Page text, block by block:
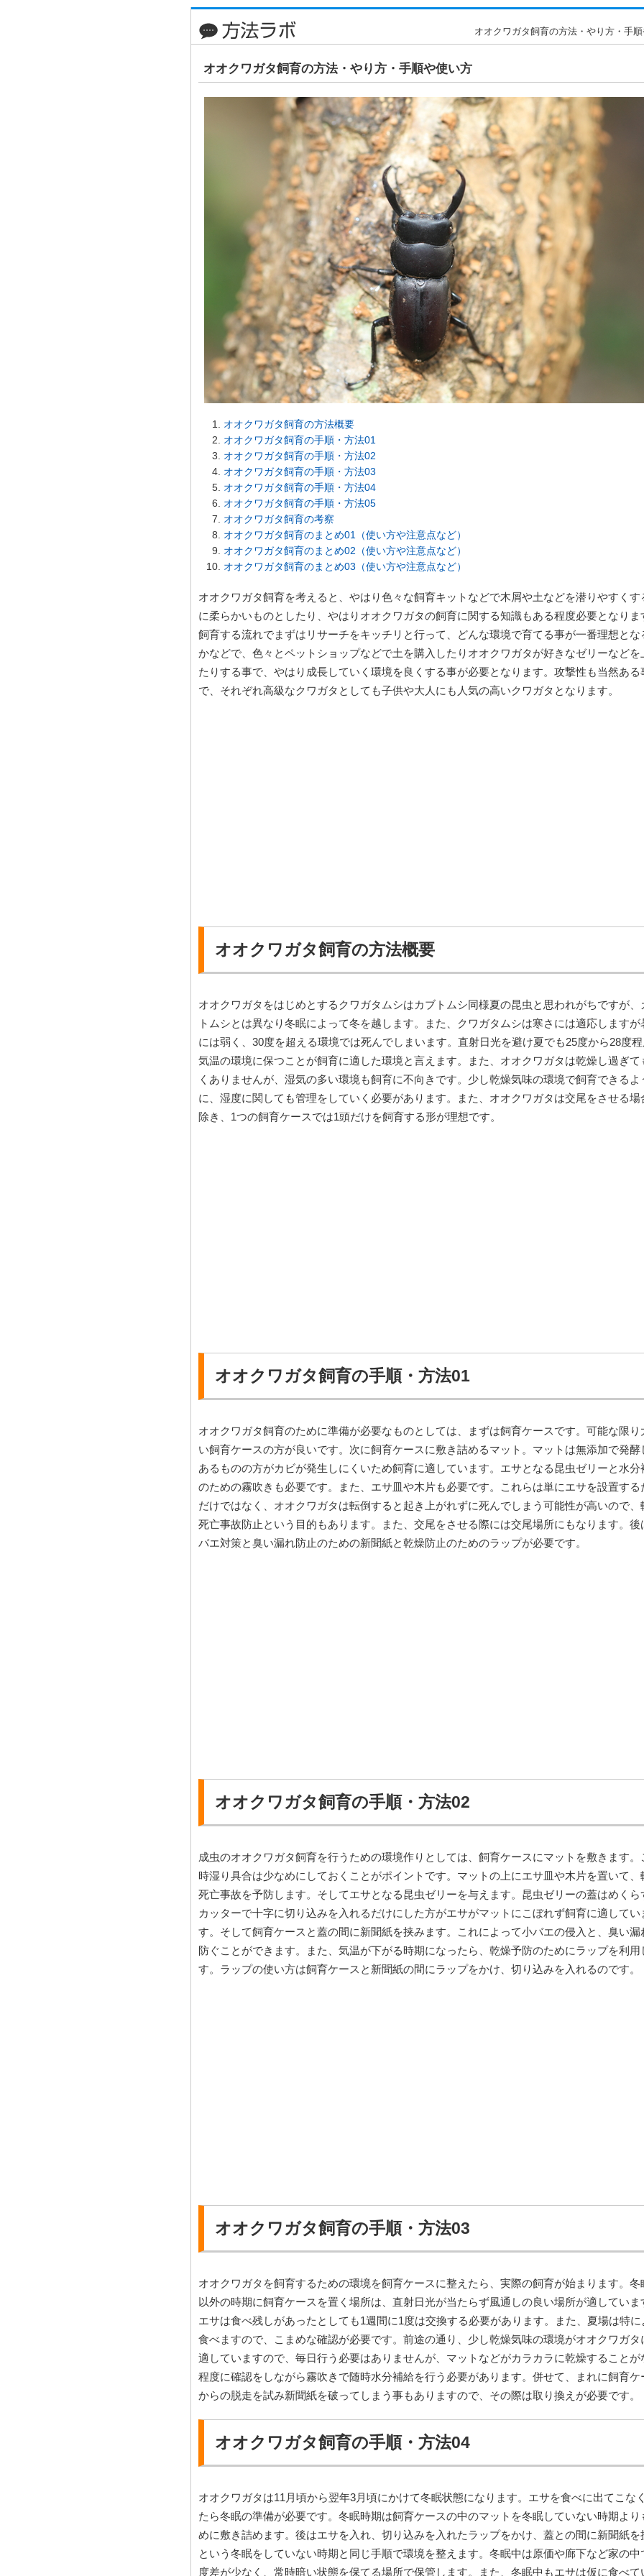
オオクワガタ飼育の方法・やり方・手
オオクワガタ飼育の方法・やり方・手順や使い方
オオクワガタ飼育の方法概要
オオクワガタ飼育の手順・方法01
オオクワガタ飼育の手順・方法02
オオクワガタ飼育の手順・方法03
オオクワガタ飼育の手順・方法04
オオクワガタ飼育の手順・方法05
オオクワガタ飼育の考察
オオクワガタ飼育のまとめ01（使い方や注意点など）
オオクワガタ飼育のまとめ02（使い方や注意点など）
オオクワガタ飼育のまとめ03（使い方や注意点など）
オオクワガタ飼育を考えると、やはり色々な飼育キットなどで木屑や土などを潜りやすくす
に柔らかいものとしたり、やはりオオクワガタの飼育に関する知識もある程度必要となりま
飼育する流れでまずはリサーチをキッチリと行って、どんな環境で育てる事が一番理想とな
かなどで、色々とペットショップなどで土を購入したりオオクワガタが好きなゼリーなどを
たりする事で、やはり成長していく環境を良くする事が必要となります。攻撃性も当然ある
で、それぞれ高級なクワガタとしても子供や大人にも人気の高いクワガタとなります。
オオクワガタ飼育の方法概要
オオクワガタをはじめとするクワガタムシはカブトムシ同様夏の昆虫と思われがちですが、
トムシとは異なり冬眠によって冬を越します。また、クワガタムシは寒さには適応しますが
には弱く、30度を超える環境では死んでしまいます。直射日光を避け夏でも25度から28度
気温の環境に保つことが飼育に適した環境と言えます。また、オオクワガタは乾燥し過ぎて
くありませんが、湿気の多い環境も飼育に不向きです。少し乾燥気味の環境で飼育できるよ
に、湿度に関しても管理をしていく必要があります。また、オオクワガタは交尾をさせる場
除き、1つの飼育ケースでは1頭だけを飼育する形が理想です。
オオクワガタ飼育の手順・方法01
オオクワガタ飼育のために準備が必要なものとしては、まずは飼育ケースです。可能な限り
い飼育ケースの方が良いです。次に飼育ケースに敷き詰めるマット。マットは無添加で発酵
あるものの方がカビが発生しにくいため飼育に適しています。エサとなる昆虫ゼリーと水分
のための霧吹きも必要です。また、エサ皿や木片も必要です。これらは単にエサを設置する
だけではなく、オオクワガタは転倒すると起き上がれずに死んでしまう可能性が高いので、
死亡事故防止という目的もあります。また、交尾をさせる際には交尾場所にもなります。後
バエ対策と臭い漏れ防止のための新聞紙と乾燥防止のためのラップが必要です。
オオクワガタ飼育の手順・方法02
成虫のオオクワガタ飼育を行うための環境作りとしては、飼育ケースにマットを敷きます。
時湿り具合は少なめにしておくことがポイントです。マットの上にエサ皿や木片を置いて、
死亡事故を予防します。そしてエサとなる昆虫ゼリーを与えます。昆虫ゼリーの蓋はめくら
カッターで十字に切り込みを入れるだけにした方がエサがマットにこぼれず飼育に適してい
す。そして飼育ケースと蓋の間に新聞紙を挟みます。これによって小バエの侵入と、臭い漏
防ぐことができます。また、気温が下がる時期になったら、乾燥予防のためにラップを利用
す。ラップの使い方は飼育ケースと新聞紙の間にラップをかけ、切り込みを入れるのです。
オオクワガタ飼育の手順・方法03
オオクワガタを飼育するための環境を飼育ケースに整えたら、実際の飼育が始まります。冬
以外の時期に飼育ケースを置く場所は、直射日光が当たらず風通しの良い場所が適していま
エサは食べ残しがあったとしても1週間に1度は交換する必要があります。また、夏場は特に
食べますので、こまめな確認が必要です。前途の通り、少し乾燥気味の環境がオオクワガタ
適していますので、毎日行う必要はありませんが、マットなどがカラカラに乾燥することが
程度に確認をしながら霧吹きで随時水分補給を行う必要があります。併せて、まれに飼育ケ
からの脱走を試み新聞紙を破ってしまう事もありますので、その際は取り換えが必要です。
オオクワガタ飼育の手順・方法04
オオクワガタは11月頃から翌年3月頃にかけて冬眠状態になります。エサを食べに出てこな
たら冬眠の準備が必要です。冬眠時期は飼育ケースの中のマットを冬眠していない時期より
めに敷き詰めます。後はエサを入れ、切り込みを入れたラップをかけ、蓋との間に新聞紙を
という冬眠をしていない時期と同じ手順で環境を整えます。冬眠中は原価や廊下など家の中
度差が少なく、常時暗い状態を保てる場所で保管します。また、冬眠中もエサは仮に食べて